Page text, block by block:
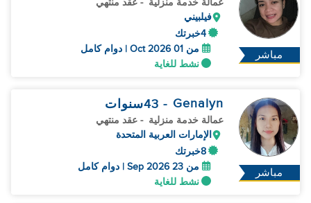
مباشر
عمالة خدمة منزلية - عقد منتهي
فيلبيني
4خبرتك
من 01 Oct 2026 | دوام كامل
نشط للغاية
مباشر
Genalyn
- 43 سنوات
عمالة خدمة منزلية - عقد منتهي
الإمارات العربية المتحدة
8خبرتك
من 23 Sep 2026 | دوام كامل
نشط للغاية